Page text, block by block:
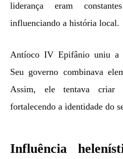
liderança eram
influenciando a história local.
Antíoco IV Epifânio uniu a
Seu governo combinava
Assim, ele tentava criar
fortalecendo a identidade do
Influência